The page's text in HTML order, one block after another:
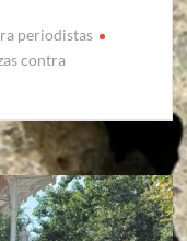
periodistas
contra